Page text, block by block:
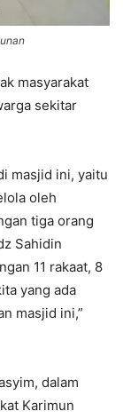
masyarakat
sekitar
masjid ini, yaitu
oleh
tiga orang
Sahidin
11 rakaat, 8
yang ada
masjid ini,”
dalam
Karimun